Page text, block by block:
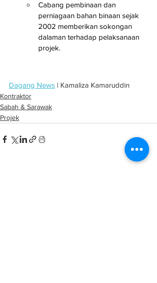
Cabang pembinaan dan
perniagaan bahan binaan sejak
2002 memberikan sokongan
dalaman terhadap pelaksanaan
projek.
Dagang News | Kamaliza Kamaruddin
Kontraktor
Sabah & Sarawak
Projek